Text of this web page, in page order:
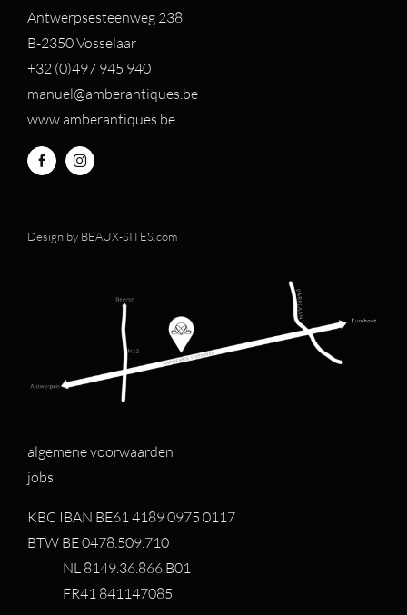
Antwerpsesteenweg 238
B-2350 Vosselaar
+32 (0)497 945 940
manuel@amberantiques.be
www.amberantiques.be
Design by BEAUX-SITES.com
algemene voorwaarden
jobs
KBC IBAN BE61 4189 0975 0117
BTW BE 0478.509.710
NL 8149.36.866.B01
FR41 841147085